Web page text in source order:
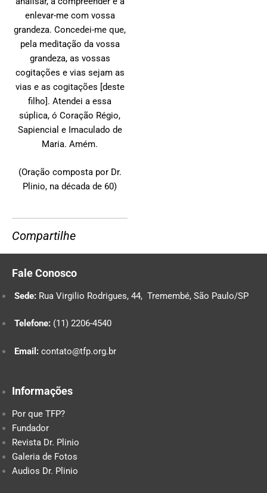
enlevar-me com vossa
grandeza. Concedei-me que,
pela meditação da vossa
grandeza, as vossas
cogitações e vias sejam as
vias e as cogitações [deste
filho]. Atendei a essa
súplica, ó Coração Régio,
Sapiencial e Imaculado de
Maria. Amém.
(Oração composta por Dr.
Plinio, na década de 60)
Compartilhe
Fale Conosco
Sede: Rua Virgilio Rodrigues, 44, Tremembé, São Paulo/SP
Telefone: (11) 2206-4540
Email: contato@tfp.org.br
Informações
Por que TFP?
Fundador
Revista Dr. Plinio
Galeria de Fotos
Audios Dr. Plinio